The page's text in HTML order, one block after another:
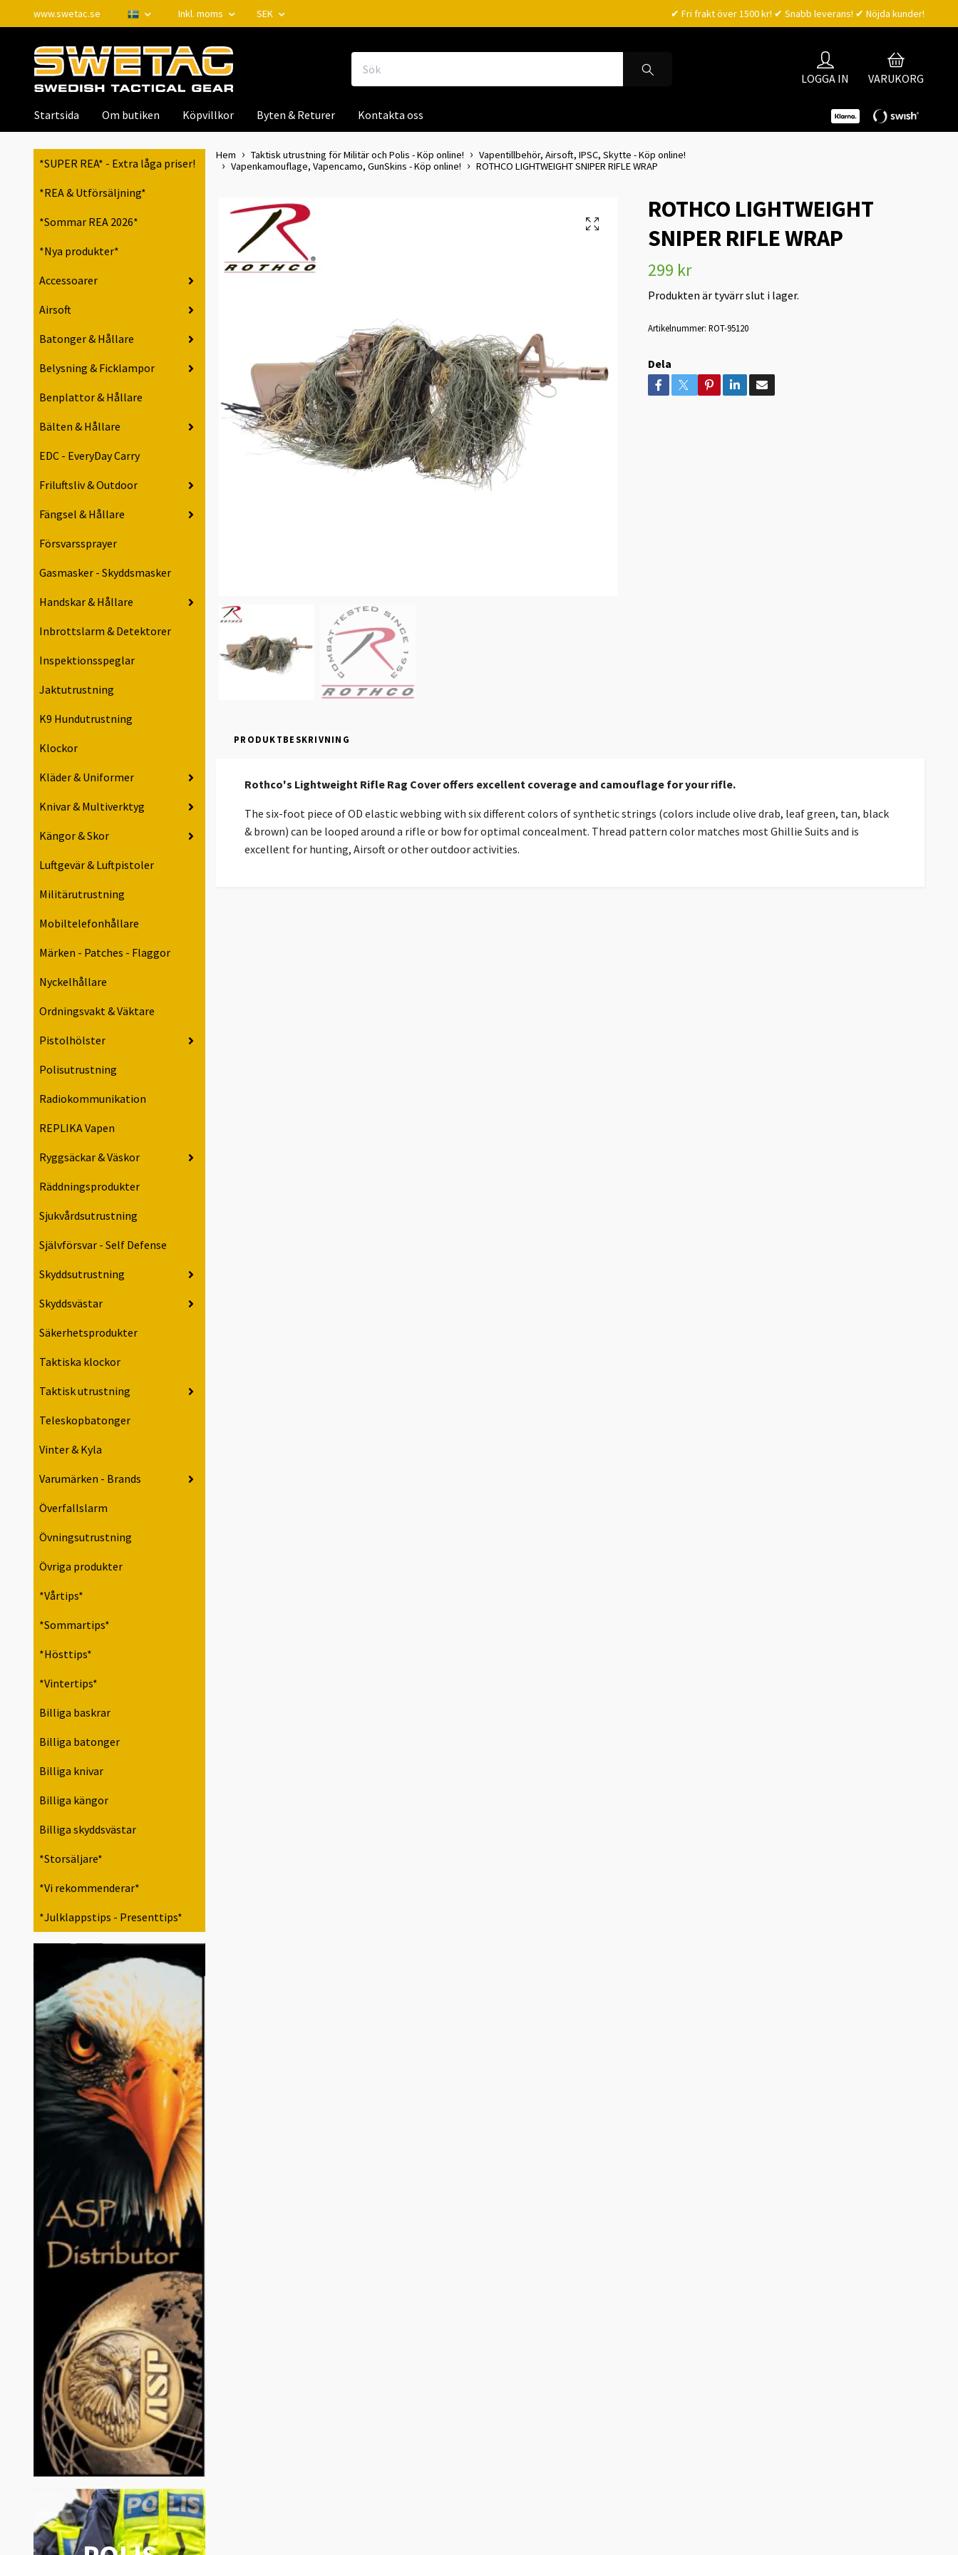
www.swetac.se Inkl. moms SEK ✔ Fri frakt över 1500 kr! ✔ Snabb leverans! ✔ Nöjda kunder!
LOGGA IN VARUKORG
Startsida Om butiken Köpvillkor Byten & Returer Kontakta oss
*SUPER REA* - Extra låga priser!
*REA & Utförsäljning*
*Sommar REA 2026*
*Nya produkter*
Accessoarer
Airsoft
Batonger & Hållare
Belysning & Ficklampor
Benplattor & Hållare
Bälten & Hållare
EDC - EveryDay Carry
Friluftsliv & Outdoor
Fängsel & Hållare
Försvarssprayer
Gasmasker - Skyddsmasker
Handskar & Hållare
Inbrottslarm & Detektorer
Inspektionsspeglar
Jaktutrustning
K9 Hundutrustning
Klockor
Kläder & Uniformer
Knivar & Multiverktyg
Kängor & Skor
Luftgevär & Luftpistoler
Militärutrustning
Mobiltelefonhållare
Märken - Patches - Flaggor
Nyckelhållare
Ordningsvakt & Väktare
Pistolhölster
Polisutrustning
Radiokommunikation
REPLIKA Vapen
Ryggsäckar & Väskor
Räddningsprodukter
Sjukvårdsutrustning
Självförsvar - Self Defense
Skyddsutrustning
Skyddsvästar
Säkerhetsprodukter
Taktiska klockor
Taktisk utrustning
Teleskopbatonger
Vinter & Kyla
Varumärken - Brands
Överfallslarm
Övningsutrustning
Övriga produkter
*Vårtips*
*Sommartips*
*Hösttips*
*Vintertips*
Billiga baskrar
Billiga batonger
Billiga knivar
Billiga kängor
Billiga skyddsvästar
*Storsäljare*
*Vi rekommenderar*
*Julklappstips - Presenttips*
Hem Taktisk utrustning för Militär och Polis - Köp online!
Vapentillbehör, Airsoft, IPSC, Skytte - Köp online!
Vapenkamouflage, Vapencamo, GunSkins - Köp online!
ROTHCO LIGHTWEIGHT SNIPER RIFLE WRAP
ROTHCO LIGHTWEIGHT
SNIPER RIFLE WRAP
299 kr
Produkten är tyvärr slut i lager.
Artikelnummer: ROT-95120
Dela
PRODUKTBESKRIVNING
Rothco's Lightweight Rifle Rag Cover offers excellent coverage and camouflage for your rifle.
The six-foot piece of OD elastic webbing with six different colors of synthetic strings (colors include olive drab, leaf green, tan, black
& brown) can be looped around a rifle or bow for optimal concealment. Thread pattern color matches most Ghillie Suits and is
excellent for hunting, Airsoft or other outdoor activities.